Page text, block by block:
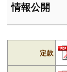
情報公開
定款